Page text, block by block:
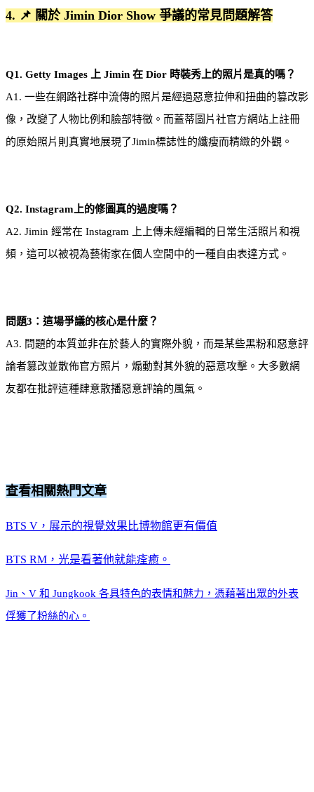
4. 📌 關於 Jimin Dior Show 爭議的常見問題解答
Q1. Getty Images 上 Jimin 在 Dior 時裝秀上的照片是真的嗎？
A1. 一些在網路社群中流傳的照片是經過惡意拉伸和扭曲的篡改影
像，改變了人物比例和臉部特徵。而蓋蒂圖片社官方網站上註冊
的原始照片則真實地展現了Jimin標誌性的纖瘦而精緻的外觀。
Q2. Instagram上的修圖真的過度嗎？
A2. Jimin 經常在 Instagram 上上傳未經編輯的日常生活照片和視
頻，這可以被視為藝術家在個人空間中的一種自由表達方式。
問題3：這場爭議的核心是什麼？
A3. 問題的本質並非在於藝人的實際外貌，而是某些黑粉和惡意評
論者篡改並散佈官方照片，煽動對其外貌的惡意攻擊。大多數網
友都在批評這種肆意散播惡意評論的風氣。
查看相關熱門文章
BTS V，展示的視覺效果比博物館更有價值
BTS RM，光是看著他就能痊癒。
Jin、V 和 Jungkook 各具特色的表情和魅力，憑藉著出眾的外表
俘獲了粉絲的心。